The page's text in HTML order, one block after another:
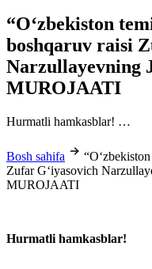
“O‘zbekiston
boshqaruv raisi
Narzullayevning
MUROJAATI
Hurmatli hamkasblar! …
Bosh sahifa
Zufar G‘iyasovich
MUROJAATI
Hurmatli hamkasblar!